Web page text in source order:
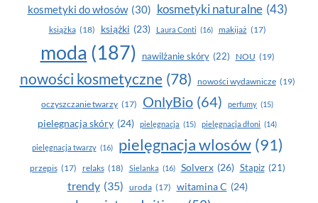
kosmetyki do włosów (30) kosmetyki naturalne (43)
książka (18) książki (23) Laura Conti (16) makijaż (17)
moda (187) nawilżanie skóry (22) NOU (19)
nowości kosmetyczne (78) nowości wydawnicze (19)
oczyszczanie twarzy (17) OnlyBio (64) perfumy (15)
pielegnacja skóry (24) pielęgnacja (15) pielęgnacja dłoni (14)
pielęgnacja twarzy (16) pielęgnacja wlosów (91)
przepis (17) relaks (18) Sielanka (16) Solverx (26) Stapiz (21)
trendy (35) uroda (17) witamina C (24)